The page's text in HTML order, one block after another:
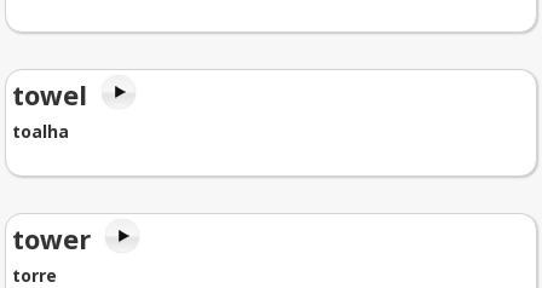
towel
toalha
tower
torre